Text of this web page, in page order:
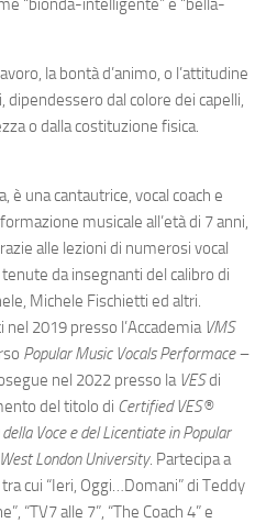
“bionda-intelligente” e “bella-
la bontà d’animo, o l’attitudine
dipendessero dal colore dei capelli,
o dalla costituzione fisica.
è una cantautrice, vocal coach e
musicale all’età di 7 anni,
alle lezioni di numerosi vocal
da insegnanti del calibro di
Michele Fischietti ed altri.
2019 presso l’Accademia VMS
Popular Music Vocals Performace –
nel 2022 presso la VESdi
del titolo di Certified VES®
Voce e del Licentiate in Popular
West London University. Partecipa a
cui “Ieri, Oggi…Domani” di Teddy
“TV7 alle 7”, “The Coach 4” e